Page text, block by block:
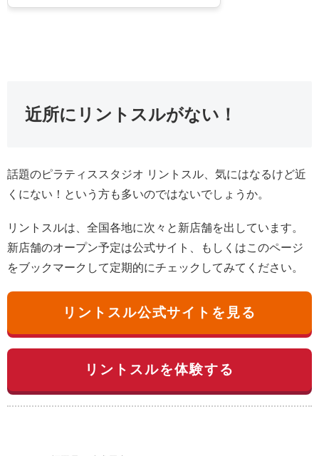
近所にリントスルがない！
話題のピラティススタジオ リントスル、気にはなるけど近
くにない！という方も多いのではないでしょうか。
リントスルは、全国各地に次々と新店舗を出しています。
新店舗のオープン予定は公式サイト、もしくはこのページ
をブックマークして定期的にチェックしてみてください。
リントスル公式サイトを見る
リントスルを体験する